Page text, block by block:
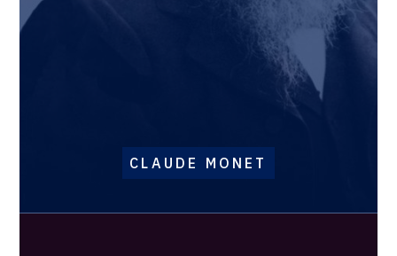
CLAUDE MONET